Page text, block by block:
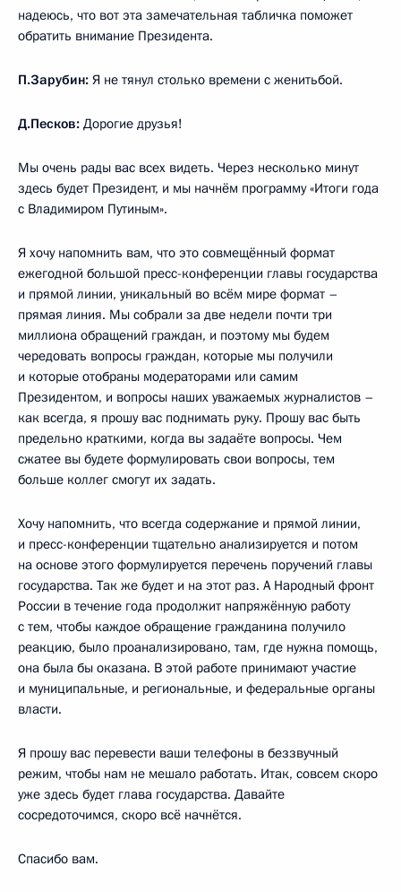
надеюсь, что вот эта замечательная табличка поможет
обратить внимание Президента.
П.Зарубин: Я не тянул столько времени с женитьбой.
Д.Песков: Дорогие друзья!
Мы очень рады вас всех видеть. Через несколько минут
здесь будет Президент, и мы начнём программу «Итоги года
с Владимиром Путиным».
Я хочу напомнить вам, что это совмещённый формат
ежегодной большой пресс-конференции главы государства
и прямой линии, уникальный во всём мире формат –
прямая линия. Мы собрали за две недели почти три
миллиона обращений граждан, и поэтому мы будем
чередовать вопросы граждан, которые мы получили
и которые отобраны модераторами или самим
Президентом, и вопросы наших уважаемых журналистов –
как всегда, я прошу вас поднимать руку. Прошу вас быть
предельно краткими, когда вы задаёте вопросы. Чем
сжатее вы будете формулировать свои вопросы, тем
больше коллег смогут их задать.
Хочу напомнить, что всегда содержание и прямой линии,
и пресс-конференции тщательно анализируется и потом
на основе этого формулируется перечень поручений главы
государства. Так же будет и на этот раз. А Народный фронт
России в течение года продолжит напряжённую работу
с тем, чтобы каждое обращение гражданина получило
реакцию, было проанализировано, там, где нужна помощь,
она была бы оказана. В этой работе принимают участие
и муниципальные, и региональные, и федеральные органы
власти.
Я прошу вас перевести ваши телефоны в беззвучный
режим, чтобы нам не мешало работать. Итак, совсем скоро
уже здесь будет глава государства. Давайте
сосредоточимся, скоро всё начнётся.
Спасибо вам.